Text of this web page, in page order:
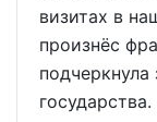
визитах в
произнёс
государства.